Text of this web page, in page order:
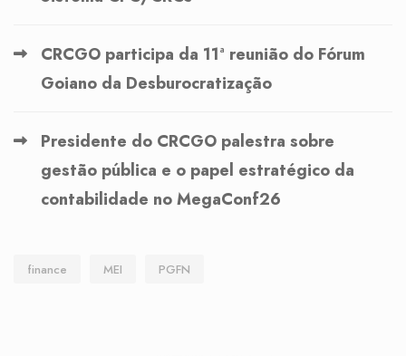
CRCGO participa da 11ª reunião do Fórum
Goiano da Desburocratização
Presidente do CRCGO palestra sobre
gestão pública e o papel estratégico da
contabilidade no MegaConf26
finance MEI PGFN